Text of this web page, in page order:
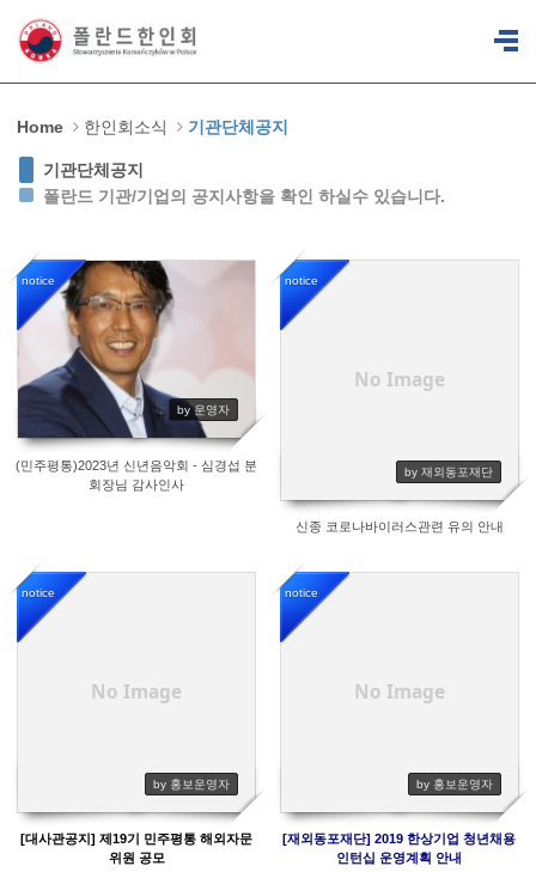
Home 한인회소식 기관단체공지
기관단체공지
폴란드 기관/기업의 공지사항을 확인 하실수 있습니다.
notice
by 운영자
3360
(민주평통)2023년 신년음악회 - 심경섭 분
회장님 감사인사
No Image
notice
by 재외동포재단
신종 코로나바이러스관련 유의 안내
No Image
notice
by 홍보운영자
[대사관공지] 제19기 민주평통 해외자문
위원 공모
No Image
notice
by 홍보운영자
[재외동포재단] 2019 한상기업 청년채용
인턴십 운영계획 안내